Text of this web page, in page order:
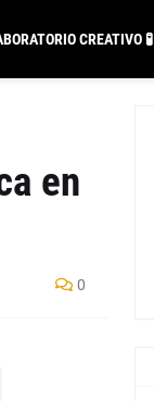
CREATIVO 🧪
en
0